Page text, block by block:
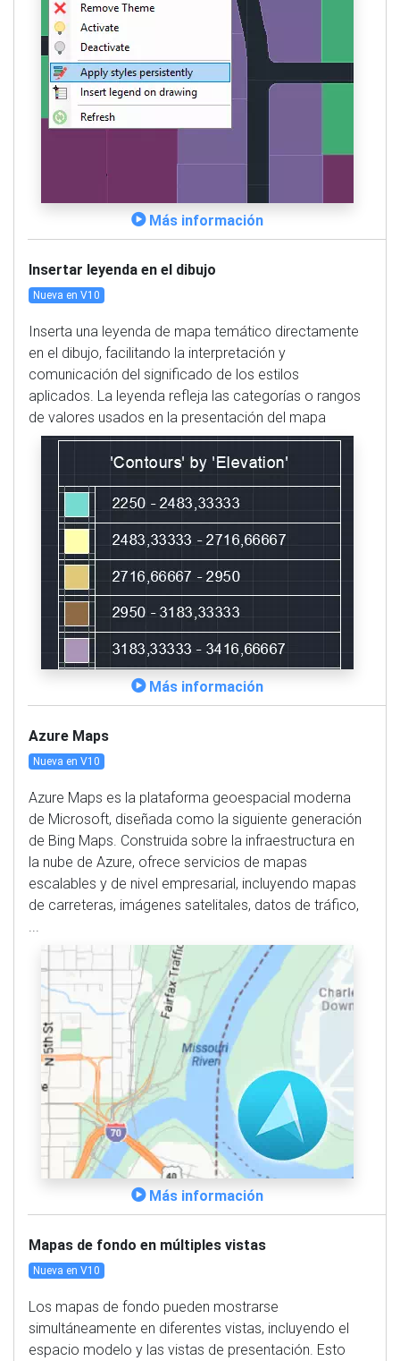
Más información
Insertar leyenda en el dibujo
Nueva en V10
Inserta una leyenda de mapa temático directamente
en el dibujo, facilitando la interpretación y
comunicación del significado de los estilos
aplicados. La leyenda refleja las categorías o rangos
de valores usados en la presentación del mapa
Más información
Azure Maps
Nueva en V10
Azure Maps es la plataforma geoespacial moderna
de Microsoft, diseñada como la siguiente generación
de Bing Maps. Construida sobre la infraestructura en
la nube de Azure, ofrece servicios de mapas
escalables y de nivel empresarial, incluyendo mapas
de carreteras, imágenes satelitales, datos de tráfico,
...
Más información
Mapas de fondo en múltiples vistas
Nueva en V10
Los mapas de fondo pueden mostrarse
simultáneamente en diferentes vistas, incluyendo el
espacio modelo y las vistas de presentación. Esto